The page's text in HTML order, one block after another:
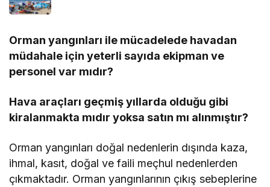
Orman yangınları ile mücadelede havadan
müdahale için yeterli sayıda ekipman ve
personel var mıdır?
Hava araçları geçmiş yıllarda olduğu gibi
kiralanmakta mıdır yoksa satın mı alınmıştır?
Orman yangınları doğal nedenlerin dışında kaza,
ihmal, kasıt, doğal ve faili meçhul nedenlerden
çıkmaktadır. Orman yangınlarının çıkış sebeplerine